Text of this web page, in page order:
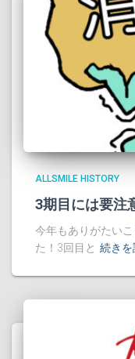
ALLSMILE HISTORY
3期目には要注
今年もありがたい
た！3回目と 続きを